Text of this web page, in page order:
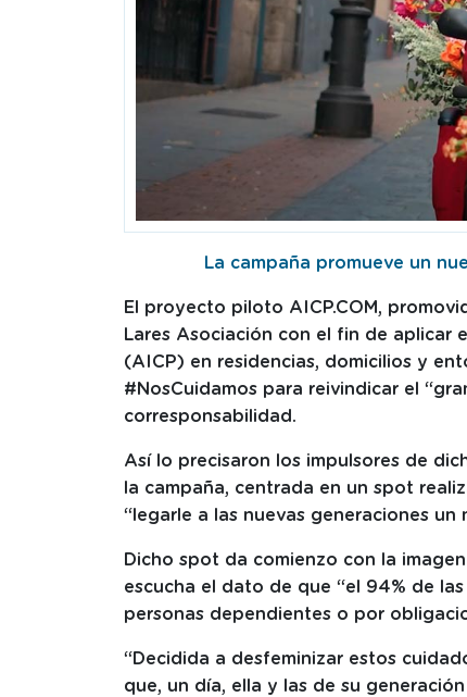
La campaña promueve un
El proyecto piloto AICP.COM,
Lares Asociación con el fin de aplicar
(AICP) en residencias, domicilios y
#NosCuidamos para reivindicar el
corresponsabilidad.
Así lo precisaron los impulsores de
la campaña, centrada en un spot
“legarle a las nuevas generaciones
Dicho spot da comienzo con la
escucha el dato de que “el 94% de
personas dependientes o por
“Decidida a desfeminizar estos
que, un día, ella y las de su